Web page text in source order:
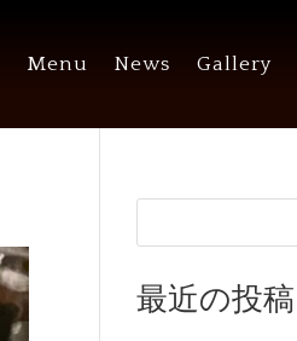
Menu News Gallery
最近の投稿